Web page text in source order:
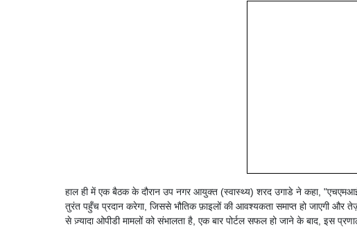
हाल ही में एक बैठक के दौरान उप नगर आयुक्त (स्वास्थ्य) शरद उगाडे ने कहा,
तुरंत पहुँच प्रदान करेगा, जिससे भौतिक फ़ाइलों की आवश्यकता समाप्त हो जाएगी और
से ज़्यादा ओपीडी मामलों को संभालता है, एक बार पोर्टल सफल हो जाने के बाद, इस